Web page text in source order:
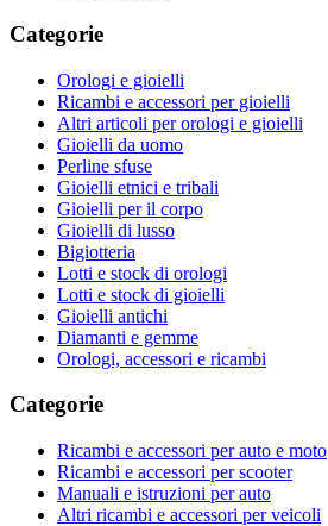
Categorie
Orologi e gioielli
Ricambi e accessori per gioielli
Altri articoli per orologi e gioielli
Gioielli da uomo
Perline sfuse
Gioielli etnici e tribali
Gioielli per il corpo
Gioielli di lusso
Bigiotteria
Lotti e stock di orologi
Lotti e stock di gioielli
Gioielli antichi
Diamanti e gemme
Orologi, accessori e ricambi
Categorie
Ricambi e accessori per auto e moto
Ricambi e accessori per scooter
Manuali e istruzioni per auto
Altri ricambi e accessori per veicoli